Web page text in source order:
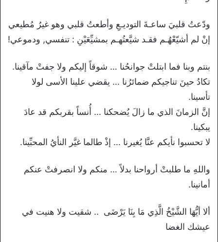
ودّعتُ قلبيَ ساعـةَ التوديـعِ وأطعتُ قلبي وهو غيرُ مُطيعي
إنْ لم أشيّعْهُـم فقـد شيَّعتُهـم بمشيِّعَيْنِ : تنفسي, ودموعي!
بنتم وبنا فما ابتلتْ جوانحُنا … شوقاً إليكم ولا جفتْ مآقينا.
تكادُ حينَ تناجيكم ضمائرُنا … يقضي علينا الأسى لولا
تأسينا.
إنَّ الزمانَ الذي ما زالَ يُضحكنا … أُنساً بقربكم قد عادَ
يبكينا.
لا تحسبوا نأيكم عنَّا يُغيرنا … إذْ طالما غيَّر النأيُ المحبِّينا.
واللهِ ما طلبتْ أرواحنا بدلاً … منكم ولا انصرفتْ عنكم
أمانينا.
ألا أيُّهَا الشَّيْخُ الَّذِي مَا بِنَا يَرْضَى .. شقيت ولا هنيت في
عيشك الغضا